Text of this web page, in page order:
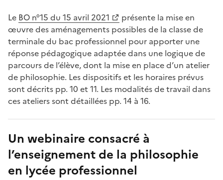
Le BO n°15 du 15 avril 2021
présente la mise en
œuvre des aménagements possibles de la classe de
terminale du bac professionnel pour apporter une
réponse pédagogique adaptée dans une logique de
parcours de l’élève, dont la mise en place d’un atelier
de philosophie. Les dispositifs et les horaires prévus
sont décrits pp. 10 et 11. Les modalités de travail dans
ces ateliers sont détaillées pp. 14 à 16.
Un webinaire consacré à
l’enseignement de la philosophie
en lycée professionnel